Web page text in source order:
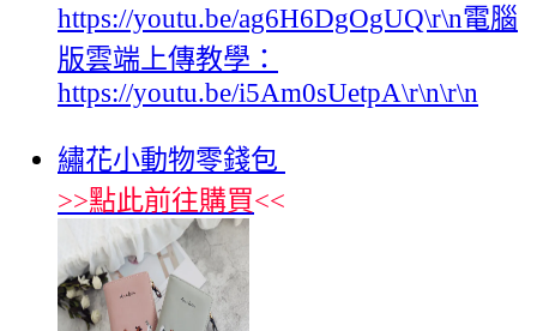
https://youtu.be/ag6H6DgOgUQ\r\n電腦
版雲端上傳教學：
https://youtu.be/i5Am0sUetpA\r\n\r\n
繡花小動物零錢包
>>點此前往購買<<